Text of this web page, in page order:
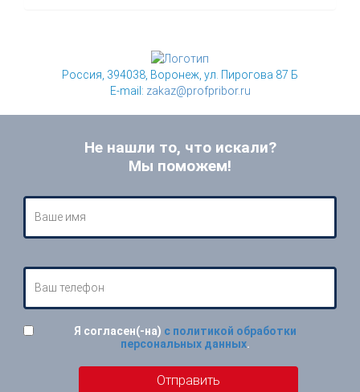
Россия, 394038, Воронеж, ул. Пирогова 87 Б
E-mail: zakaz@profpribor.ru
Не нашли то, что искали?
Мы поможем!
Я согласен(-на) с политикой обработки
персональных данных.